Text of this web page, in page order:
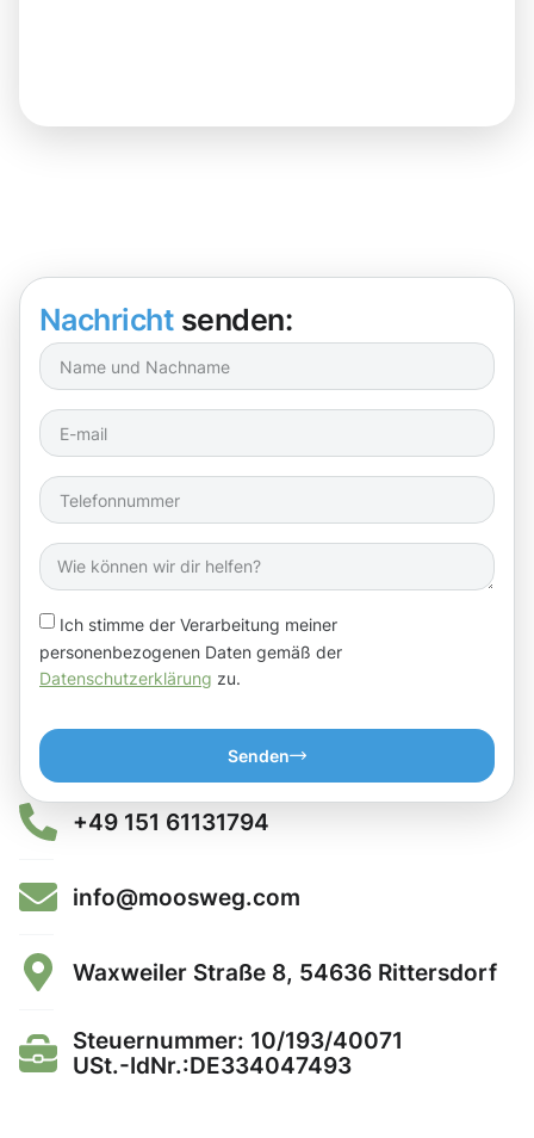
Nachricht senden:
Ich stimme der Verarbeitung meiner
personenbezogenen Daten gemäß der
Datenschutzerklärung zu.
Senden
+49 151 61131794
info@moosweg.com
Waxweiler Straße 8, 54636 Rittersdorf
Steuernummer: 10/193/40071
USt.-IdNr.:DE334047493